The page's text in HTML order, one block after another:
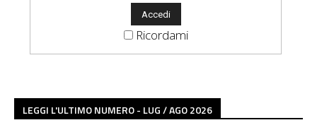
Ricordami
LEGGI L'ULTIMO NUMERO - LUG / AGO 2026